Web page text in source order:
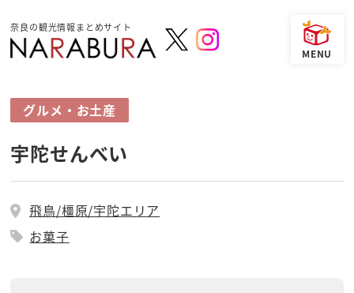
奈良の観光情報まとめサイト
グルメ・お土産
宇陀せんべい
飛鳥/橿原/宇陀エリア
お菓子